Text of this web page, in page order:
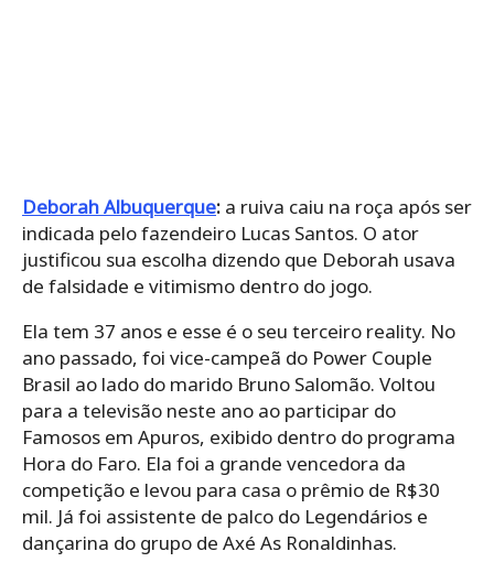
Deborah Albuquerque: a ruiva caiu na roça após ser
indicada pelo fazendeiro Lucas Santos. O ator
justificou sua escolha dizendo que Deborah usava
de falsidade e vitimismo dentro do jogo.
Ela tem 37 anos e esse é o seu terceiro reality. No
ano passado, foi vice-campeã do Power Couple
Brasil ao lado do marido Bruno Salomão. Voltou
para a televisão neste ano ao participar do
Famosos em Apuros, exibido dentro do programa
Hora do Faro. Ela foi a grande vencedora da
competição e levou para casa o prêmio de R$30
mil. Já foi assistente de palco do Legendários e
dançarina do grupo de Axé As Ronaldinhas.